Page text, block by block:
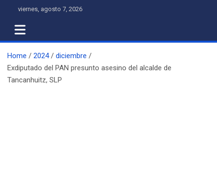
content
viernes, agosto 7, 2026
Home 2024
diciembre
Exdiputado del PAN presunto asesino del alcalde de
Tancanhuitz, SLP